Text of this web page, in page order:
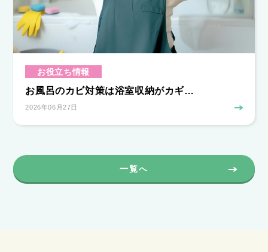
お役立ち情報
お風呂のカビ対策は浴室収納がカギ…
2026年06月27日
一覧へ